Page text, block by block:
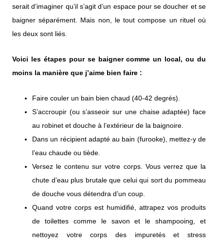
serait d’imaginer qu’il s’agit d’un espace pour se doucher et se
baigner séparément. Mais non, le tout compose un rituel où
les deux sont liés.
Voici les étapes pour se baigner comme un local, ou du
moins la manière que j’aime bien faire :
Faire couler un bain bien chaud (40-42 degrés).
S’accroupir (ou s’asseoir sur une chaise adaptée) face
au robinet et douche à l’extérieur de la baignoire.
Dans un récipient adapté au bain (furooke), mettez-y de
l’eau chaude ou tiède.
Versez le contenu sur votre corps. Vous verrez que la
chute d’eau plus brutale que celui qui sort du pommeau
de douche vous détendra d’un coup.
Quand votre corps est humidifié, attrapez vos produits
de toilettes comme le savon et le shampooing, et
nettoyez votre corps des impuretés et stress